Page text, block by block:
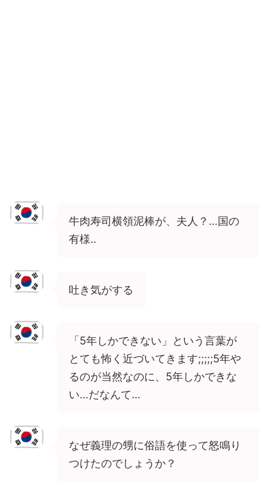
牛肉寿司横領泥棒が、夫人？…国の
有様..
吐き気がする
「5年しかできない」という言葉が
とても怖く近づいてきます;;;;;5年や
るのが当然なのに、5年しかできな
い…だなんて…
なぜ義理の甥に俗語を使って怒鳴り
つけたのでしょうか？